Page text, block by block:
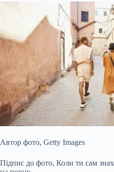
Автор фото, Getty Images
Підпис до фото, Коли ти сам